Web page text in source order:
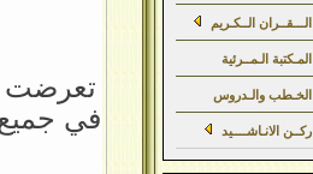
تعرضت
في جميع
الـــقــران الــكـريم
المـكتبة الـمــرئية
الخـطب والـدروس
ركــن الانـاشــــيد